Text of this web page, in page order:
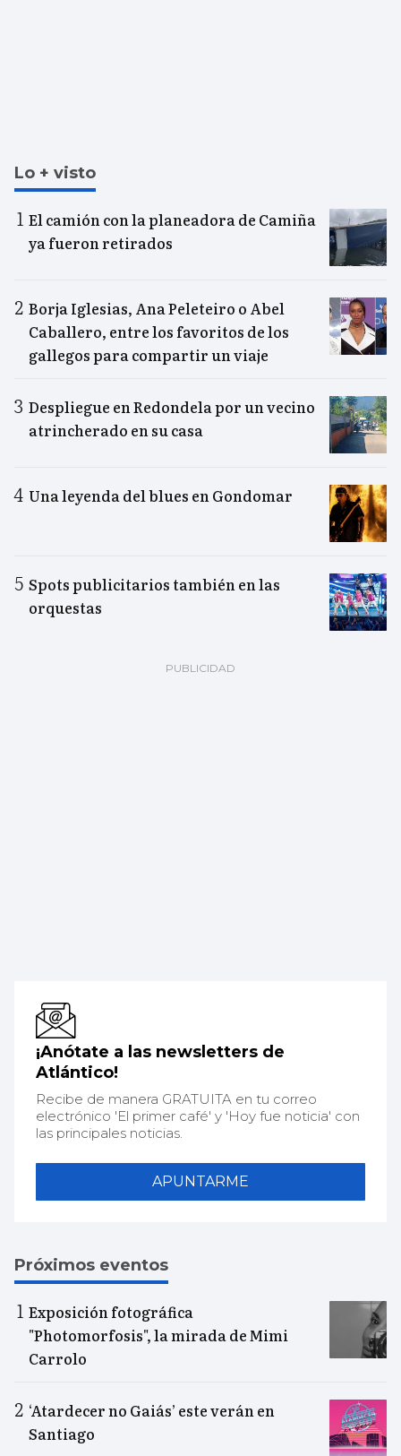
Lo + visto
El camión con la planeadora de Camiña
ya fueron retirados
Borja Iglesias, Ana Peleteiro o Abel
Caballero, entre los favoritos de los
gallegos para compartir un viaje
Despliegue en Redondela por un vecino
atrincherado en su casa
Una leyenda del blues en Gondomar
Spots publicitarios también en las
orquestas
¡Anótate a las newsletters de
Atlántico!
Recibe de manera GRATUITA en tu correo
electrónico 'El primer café' y 'Hoy fue noticia' con
las principales noticias.
APUNTARME
Próximos eventos
Exposición fotográfica
"Photomorfosis", la mirada de Mimi
Carrolo
‘Atardecer no Gaiás’ este verán en
Santiago